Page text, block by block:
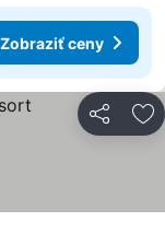
Zobraziť ceny
Zdieľať